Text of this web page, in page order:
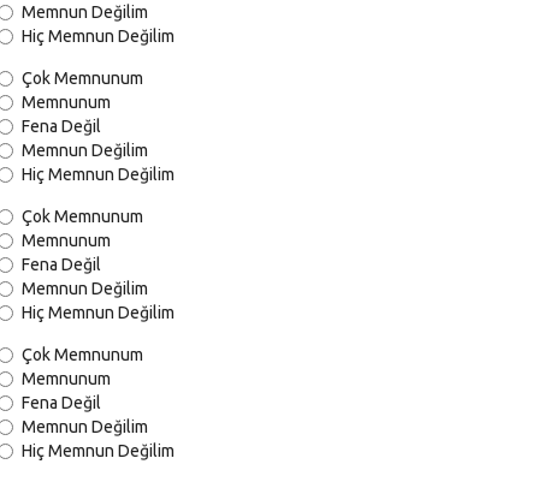
Memnun Değilim
Hiç Memnun Değilim
Çok Memnunum
Memnunum
Fena Değil
Memnun Değilim
Hiç Memnun Değilim
Çok Memnunum
Memnunum
Fena Değil
Memnun Değilim
Hiç Memnun Değilim
Çok Memnunum
Memnunum
Fena Değil
Memnun Değilim
Hiç Memnun Değilim